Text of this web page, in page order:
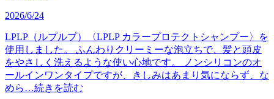
2026/6/24
LPLP（ルプルプ）〈LPLP カラープロテクトシャンプー〉を
使用しました。 ふんわりクリーミーな泡立ちで、髪と頭皮
をやさしく洗えるような使い心地です。 ノンシリコンのオ
ールインワンタイプですが、きしみはあまり気にならず、な
めら…続きを読む